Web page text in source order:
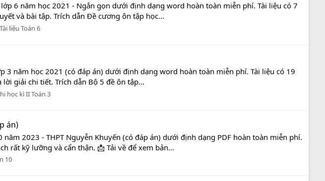
6 năm học 2021 - Ngắn gọn dưới định dạng word hoàn toàn miễn phí. Tài liệu có 7
và bài tập. Trích dẫn Đề cương ôn tập học...
Tài liệu Toán 6
năm học 2021 (có đáp án) dưới định dạng word hoàn toàn miễn phí. Tài liệu có 19
giải chi tiết. Trích dẫn Bộ 5 đề ôn tập...
học kì II Toán 3
án)
2023 - THPT Nguyễn Khuyến (có đáp án) dưới định dạng PDF hoàn toàn miễn phí.
rất kỹ lưỡng và cẩn thận. 📩 Tải về để xem bản...
10